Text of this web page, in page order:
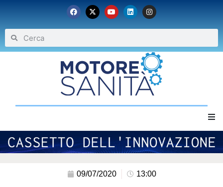
Home
09/07/2020 13:00